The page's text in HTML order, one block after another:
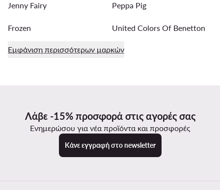
Jenny Fairy Peppa Pig
Frozen United Colors Of Benetton
Εμφάνιση περισσότερων μαρκών
Λάβε -15% προσφορά στις αγορές σας
Ενημερώσου για νέα προϊόντα και προσφορές
Κάνε εγγραφή στο newsletter